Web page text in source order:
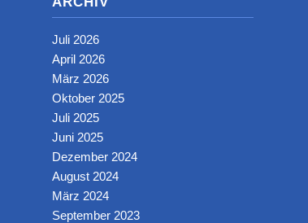
Juli 2026
April 2026
März 2026
Oktober 2025
Juli 2025
Juni 2025
Dezember 2024
August 2024
März 2024
September 2023